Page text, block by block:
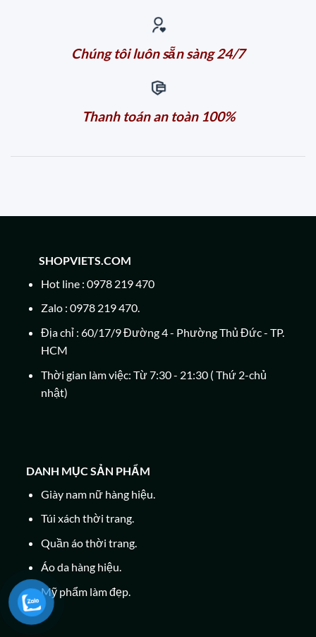
Chúng tôi luôn sẵn sàng 24/7
Thanh toán an toàn 100%
SHOPVIETS.COM
Hot line : 0978 219 470
Zalo : 0978 219 470.
Địa chỉ : 60/17/9 Đường 4 - Phường Thủ Đức - TP.
HCM
Thời gian làm việc: Từ 7:30 - 21:30 ( Thứ 2-chủ
nhật)
DANH MỤC SẢN PHẨM
Giày nam nữ hàng hiệu.
Túi xách thời trang.
Quần áo thời trang.
Áo da hàng hiệu.
Mỹ phẩm làm đẹp.